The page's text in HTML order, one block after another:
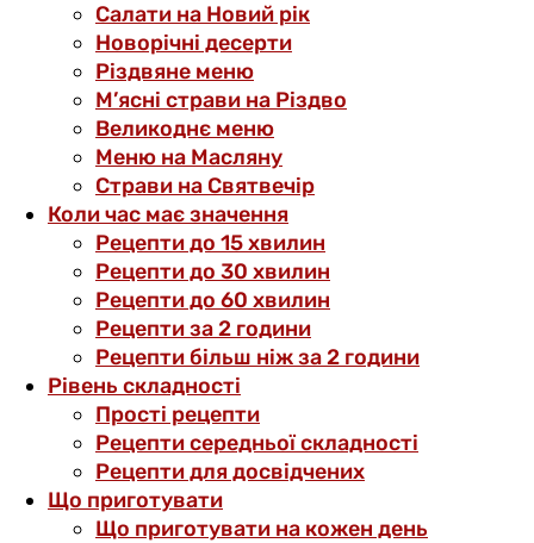
Салати на Новий рік
Новорічні десерти
Різдвяне меню
М’ясні страви на Різдво
Великоднє меню
Меню на Масляну
Страви на Святвечір
Коли час має значення
Рецепти до 15 хвилин
Рецепти до 30 хвилин
Рецепти до 60 хвилин
Рецепти за 2 години
Рецепти більш ніж за 2 години
Рівень складності
Прості рецепти
Рецепти середньої складності
Рецепти для досвідчених
Що приготувати
Що приготувати на кожен день